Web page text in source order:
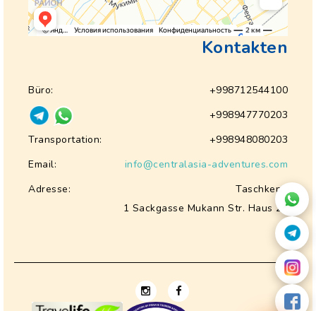
Kontakten
Büro:
+998712544100
+998947770203
Transportation:
+998948080203
Email:
info@centralasia-adventures.com
Adresse:
Taschkent,
1 Sackgasse Mukann Str. Haus 28